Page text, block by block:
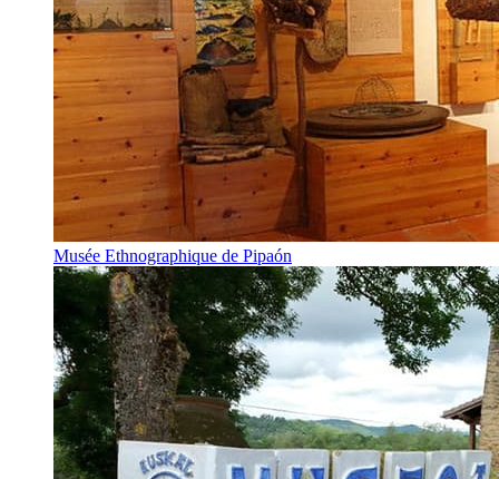
Musée Ethnographique de Pipaón